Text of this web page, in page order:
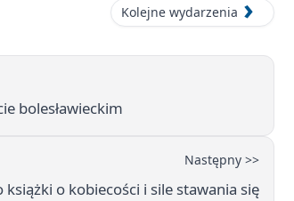
Kolejne wydarzenia
bolesławieckim
Następny >>
książki o kobiecości i sile stawania się